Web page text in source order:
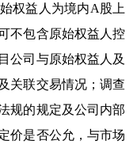
权益人为境内A股上
不包含原始权益人控
公司与原始权益人及
关联交易情况；调查
规的规定及公司内部
价是否公允，与市场